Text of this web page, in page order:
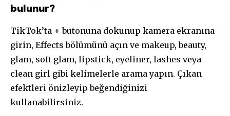
bulunur?
TikTok’ta + butonuna dokunup kamera ekranına
girin, Effects bölümünü açın ve makeup, beauty,
glam, soft glam, lipstick, eyeliner, lashes veya
clean girl gibi kelimelerle arama yapın. Çıkan
efektleri önizleyip beğendiğinizi
kullanabilirsiniz.